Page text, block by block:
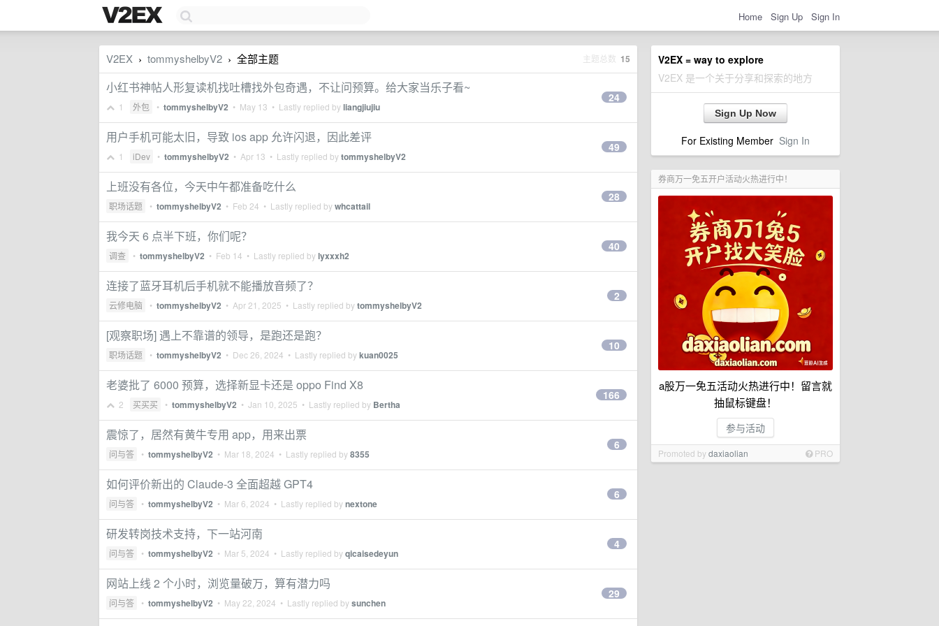
Home Sign Up Sign In
V2EX = way to explore
V2EX 是一个关于分享和探索的地方
Sign Up Now
For Existing Member Sign In
券商万一免五开户活动火热进行中！
a股万一免五活动火热进行中！留言就
抽鼠标键盘！
参与活动
Promoted bydaxiaolian PRO
V2EX › tommyshelbyV2 › 全部主题 主题总数 15
小红书神帖人形复读机找吐槽找外包奇遇，不让问预算。给大家当乐子看~
1 外包 • tommyshelbyV2 • May 13 • Lastly replied byliangjiujiu
24
用户手机可能太旧，导致 ios app 允许闪退，因此差评
1 iDev • tommyshelbyV2 • Apr 13 • Lastly replied bytommyshelbyV2
49
上班没有各位，今天中午都准备吃什么
职场话题 • tommyshelbyV2 • Feb 24 • Lastly replied bywhcattail
28
我今天 6 点半下班，你们呢？
调查 • tommyshelbyV2 • Feb 14 • Lastly replied bylyxxxh2
40
连接了蓝牙耳机后手机就不能播放音频了？
云修电脑 • tommyshelbyV2 • Apr 21, 2025 • Lastly replied bytommyshelbyV2
2
[观察职场] 遇上不靠谱的领导，是跑还是跑？
职场话题 • tommyshelbyV2 • Dec 26, 2024 • Lastly replied bykuan0025
10
老婆批了 6000 预算，选择新显卡还是 oppo Find X8
2 买买买 • tommyshelbyV2 • Jan 10, 2025 • Lastly replied by Bertha
166
震惊了，居然有黄牛专用 app，用来出票
问与答 • tommyshelbyV2 • Mar 18, 2024 • Lastly replied by8355
6
如何评价新出的 Claude-3 全面超越 GPT4
问与答 • tommyshelbyV2 • Mar 6, 2024 • Lastly replied bynextone
6
研发转岗技术支持，下一站河南
问与答 • tommyshelbyV2 • Mar 5, 2024 • Lastly replied byqicaisedeyun
4
网站上线 2 个小时，浏览量破万，算有潜力吗
问与答 • tommyshelbyV2 • May 22, 2024 • Lastly replied bysunchen
29